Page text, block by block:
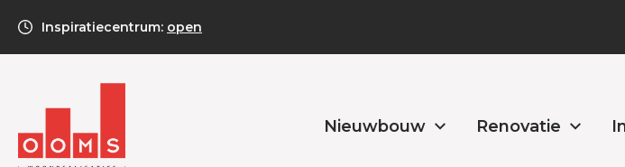
Inspiratiecentrum: open
Nieuwbouw Renovatie